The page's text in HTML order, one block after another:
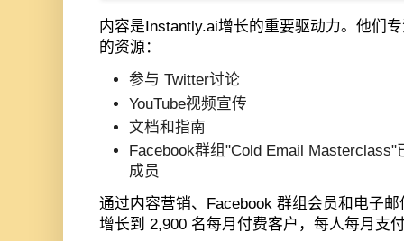
内容是 Instantly.ai增长的重要驱动力。他们
的资源：
参与 Twitter讨论
YouTube视频宣传
文档和指南
Facebook群组"Cold Email Masterclass"
成员
通过内容营销、
Facebook 群组会员和电子邮
增长到 2,900 名每月付费客户，每人每月支